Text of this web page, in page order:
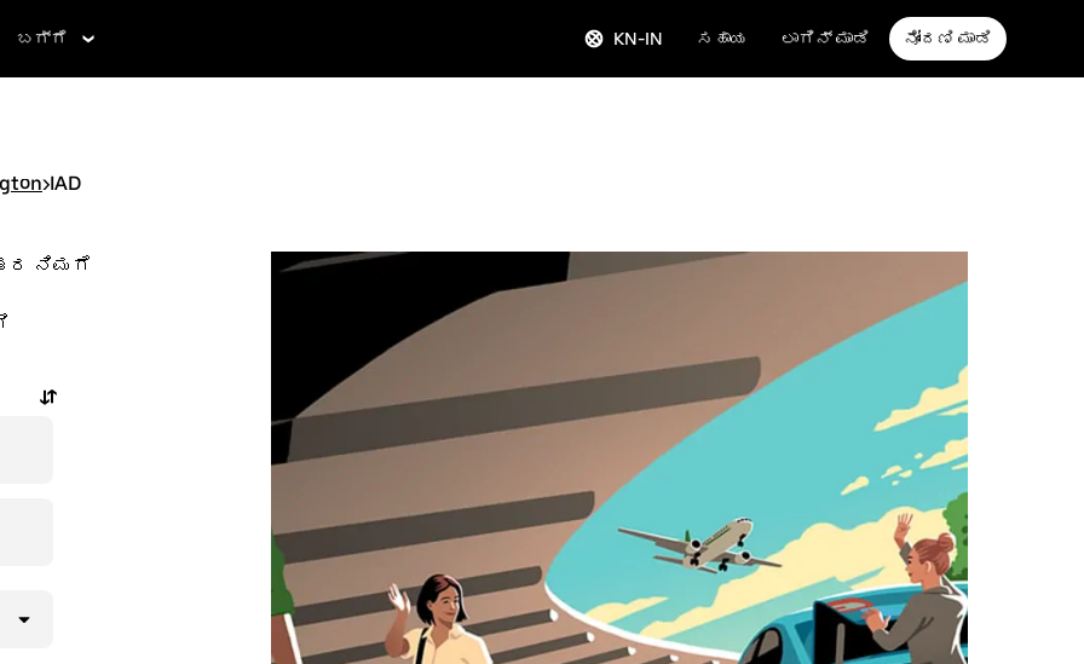
ಬಗ್ಗೆ KN-IN ಸಹಾಯ ಲಾಗಿನ್ ಮಾಡಿ ನೋಂದಣಿ ಮಾಡಿ
>IAD
ನಿಮಗೆ